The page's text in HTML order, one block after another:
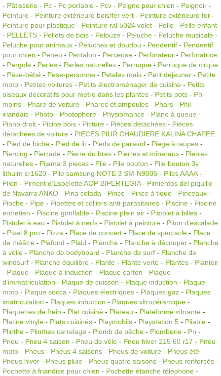
- Pâtisserie - Pc - Pc portable - Pcv - Peigne pour chien - Peignoir -
Peinture - Peinture extérieure bois/fer vert - Peinture extérieure fer -
Peinture pour plastique - Peinture ral 5024 volet - Pelle - Pelle enfant
- PELLETS - Pellets de bois - Pelouze - Peluche - Peluche musicale -
Peluche pour animaux - Peluches et doudou - Pendentif - Pendentif
pour chien - Peneu - Pentalon - Perceuse - Perforateur - Perforatrice
- Pergola - Perles - Perles naturelles - Perruque - Perruque de cirque
- Pèse-bébé - Pese-personne - Petales mais - Petit dejeuner - Petite
moto - Petites voitures - Petits électroménager de cuisine - Petits
oiseaux decoratifs pour metre dans les plantes - Petits pots - Ph
moins - Phare de voiture - Phares et ampoules - Phars - Phil
irlandais - Photo - Photophore - Physiomance - Piano à queue -
Piano droit - Picine bois - Picture - Pièces détachées - Pièces
détachées de voiture - PIECES PIUR CHAUDIERE KALINA CHAPEE
- Pied de biche - Pied de lit - Pieds de parasol - Piege à taupes -
Piercing - Pierrade - Pierre du bres - Pierres et mineraux - Pierres
naturelles - Pijama 3 pieces - Pile - Pile bouton - Pile bouton 3v
lithuim cr1620 - Pile samsung NOTE 3 SM-N9005 - Piles AAAA-
Pilon - Piment d’Espelette AOP BIPERTEGIA- Pimientos del piquillo
de Navarra ANKO - Pina colada - Pince - Pince à tique - Pinceaux -
Pioche - Pipe - Pipettes et colliers anti-parasitaires - Piscine - Piscine
entretien - Piscine gonflable - Piscine plein air - Pistolet à billes -
Pistolet à eau - Pistolet à nerfs - Pistolet à peinture - Piton d'escalade
- Pixel 8 pro - Pizza - Place de concert - Place de spectacle - Place
de théâtre - Plafond - Plaid - Plancha - Planche à découper - Planche
à voile - Planche de bodyboard - Planche de surf - Planche de
windsurf - Planche équilibre - Plante - Plante verte - Plantes - Plantoir
- Plaque - Plaque à induction - Plaque carton - Plaque
d'immatriculation - Plaque de cuisson - Plaque induction - Plaque
moto - Plaque socca - Plaques électriques - Plaques gaz - Plaques
imatriculation - Plaques induction - Plaques vitrocéramique -
Plaquettes de frein - Plat cuisiné - Plateau - Plateforme vibrante -
Platine vinyle - Plats cuisinés - Playmobils - Playstation 5 - Pliable -
Plinthe - Plinthes carrelage - Plomb de pêche - Plomberie - Pn -
Pneu - Pneu 4 saison - Pneu de vélo - Pneu hiver 215 60 r17 - Pneu
moto - Pneus - Pneus 4 saisons - Pneus de voiture - Pneus été -
Pneus hiver - Pneus pluie - Pneus quatre saisons - Pneus renforcés -
Pochette à friandise pour chien - Pochette étanche téléphone -